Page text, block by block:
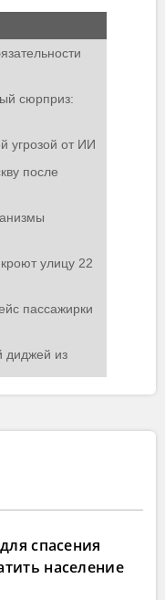
спасения
население